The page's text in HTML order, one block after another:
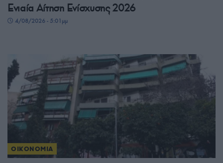
Ενιαία Αίτηση Ενίσχυσης 2026
4/08/2026 - 5:01μμ
ΟΙΚΟΝΟΜΙΑ